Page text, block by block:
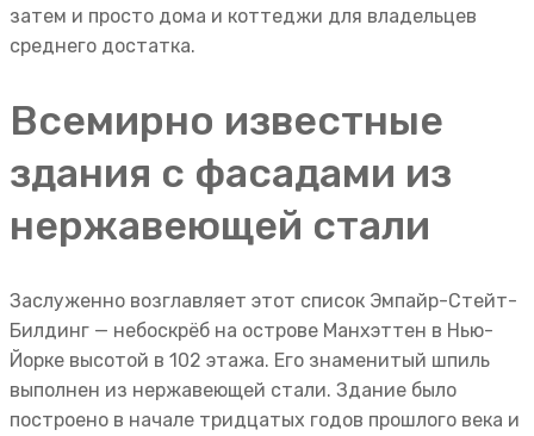
затем и просто дома и коттеджи для владельцев
среднего достатка.
Всемирно известные
здания с фасадами из
нержавеющей стали
Заслуженно возглавляет этот список Эмпайр-Стейт-
Билдинг — небоскрёб на острове Манхэттен в Нью-
Йорке высотой в 102 этажа. Его знаменитый шпиль
выполнен из нержавеющей стали. Здание было
построено в начале тридцатых годов прошлого века и